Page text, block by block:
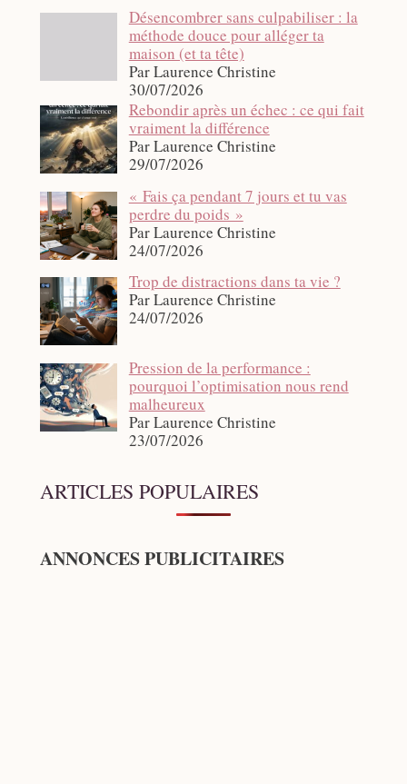
Désencombrer sans culpabiliser : la
méthode douce pour alléger ta
maison (et ta tête)
Par Laurence Christine
30/07/2026
Rebondir après un échec : ce qui fait
vraiment la différence
Par Laurence Christine
29/07/2026
« Fais ça pendant 7 jours et tu vas
perdre du poids »
Par Laurence Christine
24/07/2026
Trop de distractions dans ta vie ?
Par Laurence Christine
24/07/2026
Pression de la performance :
pourquoi l’optimisation nous rend
malheureux
Par Laurence Christine
23/07/2026
ARTICLES POPULAIRES
ANNONCES PUBLICITAIRES